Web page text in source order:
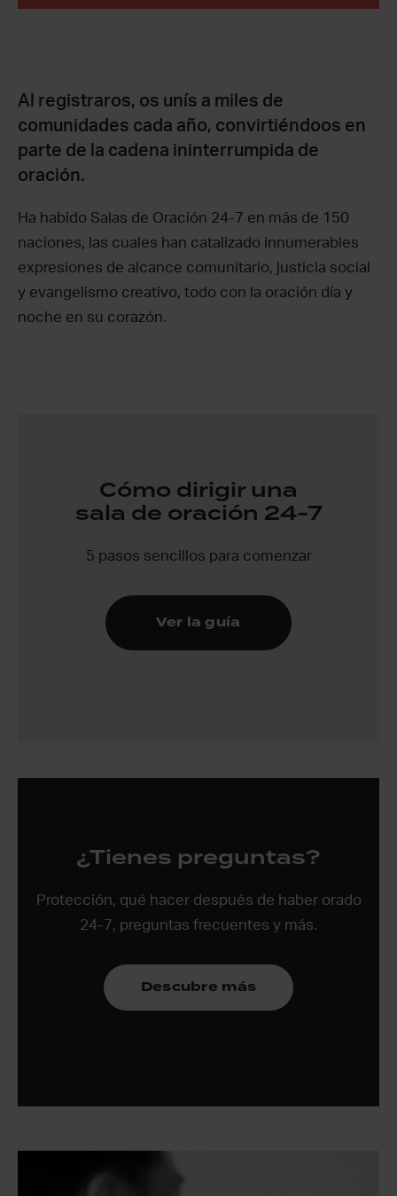
Al registraros, os unís a miles de
comunidades cada año, convirtiéndoos en
parte de la cadena ininterrumpida de
oración.
Ha habido Salas de Oración 24-7 en más de 150
naciones, las cuales han catalizado innumerables
expresiones de alcance comunitario, justicia social
y evangelismo creativo, todo con la oración día y
noche en su corazón.
Cómo dirigir una
sala de oración 24-7
5 pasos sencillos para comenzar
Ver la guía
¿Tienes preguntas?
Protección, qué hacer después de haber orado
24-7, preguntas frecuentes y más.
Descubre más